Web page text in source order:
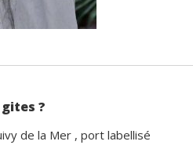
?
de la Mer , port labellisé